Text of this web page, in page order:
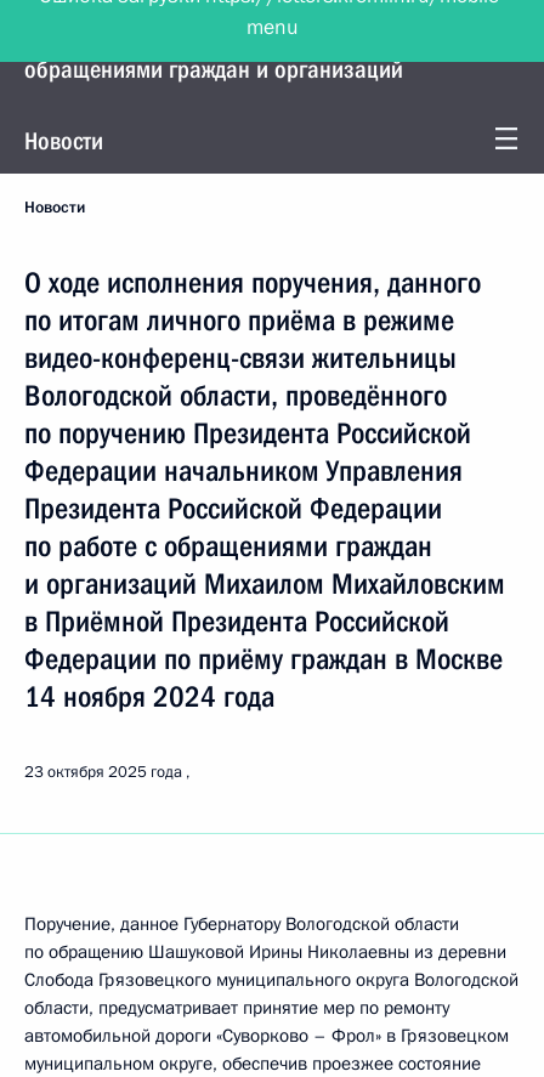
Управление Президента по работе с
обращениями граждан и организаций
Новости
Новости
О ходе исполнения поручения, данного
по итогам личного приёма в режиме
видео-конференц-связи жительницы
Вологодской области, проведённого
по поручению Президента Российской
Федерации начальником Управления
Президента Российской Федерации
по работе с обращениями граждан
и организаций Михаилом Михайловским
в Приёмной Президента Российской
Федерации по приёму граждан в Москве
14 ноября 2024 года
23 октября 2025 года
Поручение, данное Губернатору Вологодской области
по обращению Шашуковой Ирины Николаевны из деревни
Слобода Грязовецкого муниципального округа Вологодской
области, предусматривает принятие мер по ремонту
автомобильной дороги «Суворково – Фрол» в Грязовецком
муниципальном округе, обеспечив проезжее состояние
menu